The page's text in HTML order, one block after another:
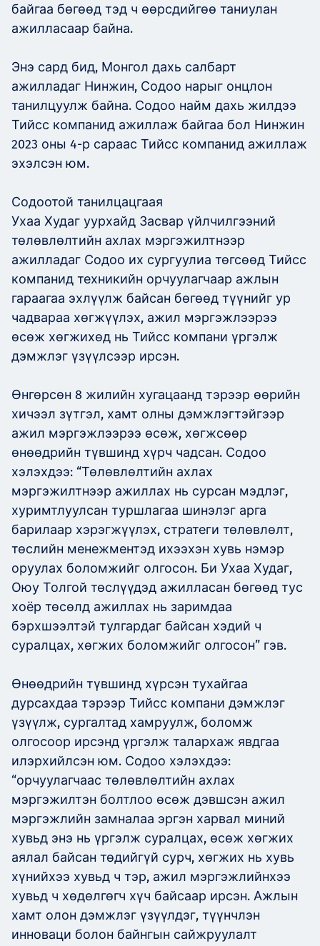
байгаа бөгөөд тэд ч өөрсдийгөө таниулан
ажилласаар байна.
Энэ сард бид, Монгол дахь салбарт
ажилладаг Нинжин, Содоо нарыг онцлон
танилцуулж байна. Содоо найм дахь жилдээ
Тийсс компанид ажиллаж байгаа бол Нинжин
2023 оны 4-р сараас Тийсс компанид ажиллаж
эхэлсэн юм.
Содоотой танилцацгаая
Ухаа Худаг уурхайд Засвар үйлчилгээний
төлөвлөлтийн ахлах мэргэжилтнээр
ажилладаг Содоо их сургуулиа төгсөөд Тийсс
компанид техникийн орчуулагчаар ажлын
гараагаа эхлүүлж байсан бөгөөд түүнийг ур
чадвараа хөгжүүлэх, ажил мэргэжлээрээ
өсөж хөгжихөд нь Тийсс компани үргэлж
дэмжлэг үзүүлсээр ирсэн.
Өнгөрсөн 8 жилийн хугацаанд тэрээр өөрийн
хичээл зүтгэл, хамт олны дэмжлэгтэйгээр
ажил мэргэжлээрээ өсөж, хөгжсөөр
өнөөдрийн түвшинд хүрч чадсан. Содоо
хэлэхдээ: “Төлөвлөлтийн ахлах
мэргэжилтнээр ажиллах нь сурсан мэдлэг,
хуримтлуулсан туршлагаа шинэлэг арга
барилаар хэрэгжүүлэх, стратеги төлөвлөлт,
төслийн менежментэд ихээхэн хувь нэмэр
оруулах боломжийг олгосон. Би Ухаа Худаг,
Оюу Толгой төслүүдэд ажилласан бөгөөд тус
хоёр төсөлд ажиллах нь заримдаа
бэрхшээлтэй тулгардаг байсан хэдий ч
суралцах, хөгжих боломжийг олгосон” гэв.
Өнөөдрийн түвшинд хүрсэн тухайгаа
дурсахдаа тэрээр Тийсс компани дэмжлэг
үзүүлж, сургалтад хамруулж, боломж
олгосоор ирсэнд үргэлж талархаж явдгаа
илэрхийлсэн юм. Содоо хэлэхдээ:
“орчуулагчаас төлөвлөлтийн ахлах
мэргэжилтэн болтлоо өсөж дэвшсэн ажил
мэргэжлийн замналаа эргэн харвал миний
хувьд энэ нь үргэлж суралцах, өсөж хөгжих
аялал байсан төдийгүй сурч, хөгжих нь хувь
хүнийхээ хувьд ч тэр, ажил мэргэжлийнхээ
хувьд ч хөдөлгөгч хүч байсаар ирсэн. Ажлын
хамт олон дэмжлэг үзүүлдэг, түүнчлэн
инноваци болон байнгын сайжруулалт